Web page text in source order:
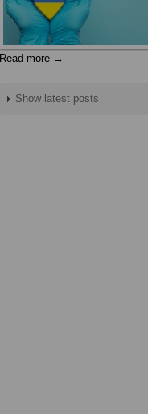
Read more →
Show latest posts